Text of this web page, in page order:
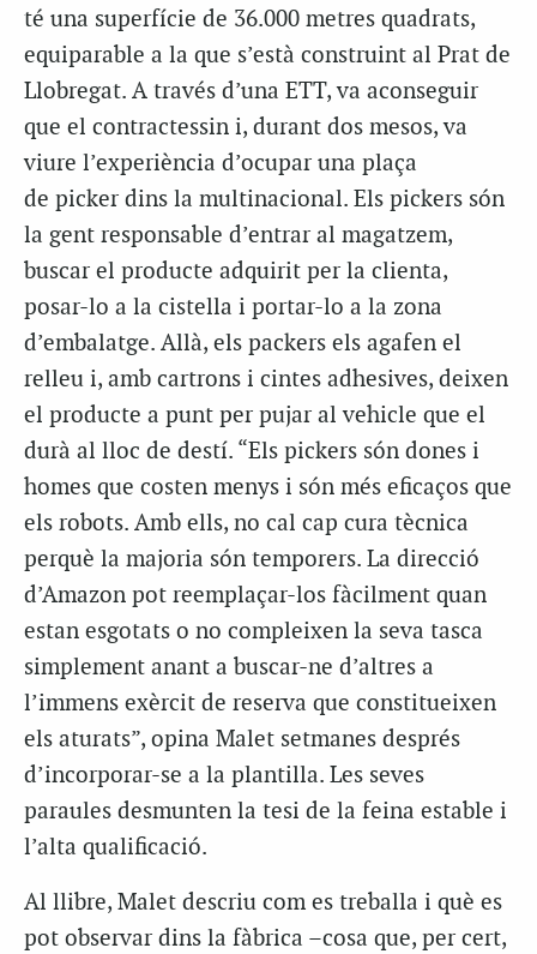
té una superfície de 36.000 metres quadrats,
equiparable a la que s’està construint al Prat de
Llobregat. A través d’una ETT, va aconseguir
que el contractessin i, durant dos mesos, va
viure l’experiència d’ocupar una plaça
de picker dins la multinacional. Els pickers són
la gent responsable d’entrar al magatzem,
buscar el producte adquirit per la clienta,
posar-lo a la cistella i portar-lo a la zona
d’embalatge. Allà, els packers els agafen el
relleu i, amb cartrons i cintes adhesives, deixen
el producte a punt per pujar al vehicle que el
durà al lloc de destí. “Els pickers són dones i
homes que costen menys i són més eficaços que
els robots. Amb ells, no cal cap cura tècnica
perquè la majoria són temporers. La direcció
d’Amazon pot reemplaçar-los fàcilment quan
estan esgotats o no compleixen la seva tasca
simplement anant a buscar-ne d’altres a
l’immens exèrcit de reserva que constitueixen
els aturats”, opina Malet setmanes després
d’incorporar-se a la plantilla. Les seves
paraules desmunten la tesi de la feina estable i
l’alta qualificació.
Al llibre, Malet descriu com es treballa i què es
pot observar dins la fàbrica –cosa que, per cert,